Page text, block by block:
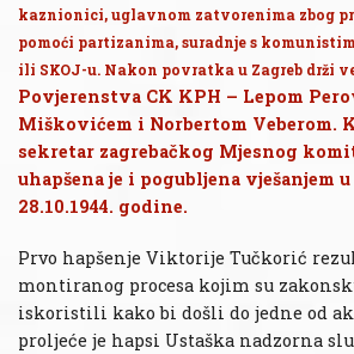
kaznionici, uglavnom zatvorenima zbog
pomoći partizanima, suradnje s
ili SKOJ-u. Nakon povratka u Zagreb drži
Povjerenstva CK KPH – Lepom
Miškovićem i Norbertom Veberom.
sekretar zagrebačkog Mjesnog
uhapšena je i pogubljena vješanjem
28.10.1944. godine.
Prvo hapšenje Viktorije Tučkorić
montiranog procesa kojim su
iskoristili kako bi došli do jedne od
proljeće je hapsi Ustaška nadzorna